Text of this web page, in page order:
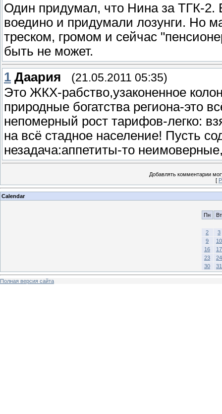
Один придумал, что Нина за ТГК-
воедино и придумали лозунги. Но
треском, громом и сейчас
быть не может.
1 Даария (21.05.2011 05:35)
Это ЖКХ-рабство,узаконенное
природные богатства региона-это
непомерный рост тарифов-легко:
на всё стадное население! Пусть
незадача:аппетиты-то
Добавлять комментарии
[
Calendar
Пн Вт
2
3
9
10
16
17
23
24
30
31
Полная версия сайта